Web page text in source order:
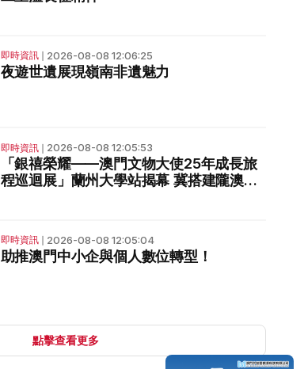
即時資訊❘ 2026-08-08 12:06:25
夜遊世遺展現嶺南非遺魅力
即時資訊❘ 2026-08-08 12:05:53
「銀禧榮耀——澳門文物大使25年成長旅
程巡迴展」蘭州大學站揭幕 冀搭建隴澳文
即時資訊❘ 2026-08-08 12:05:04
助推澳門中小企與個人數位轉型！
點擊查看更多